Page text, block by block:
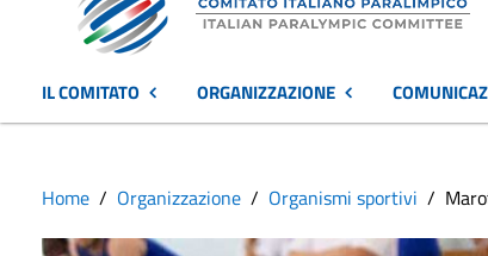
IL COMITATO ORGANIZZAZIONE
Home Organizzazione Organismi sportivi